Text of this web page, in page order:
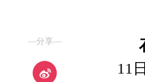
—分享—
11